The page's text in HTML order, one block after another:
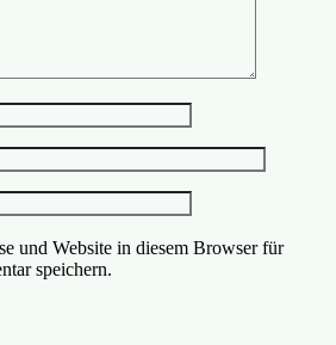
und Website in diesem Browser für
speichern.